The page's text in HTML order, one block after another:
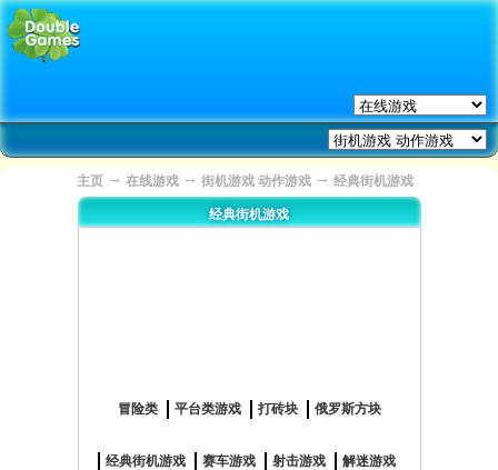
主页 → 在线游戏 → 街机游戏 动作游戏 → 经典街机游戏
经典街机游戏
冒险类 平台类游戏 打砖块 俄罗斯方块
经典街机游戏 赛车游戏 射击游戏 解迷游戏